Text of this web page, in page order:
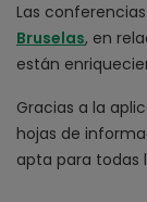
Las
Bruselas, en
están
Gracias a la
hojas de
apta para todas